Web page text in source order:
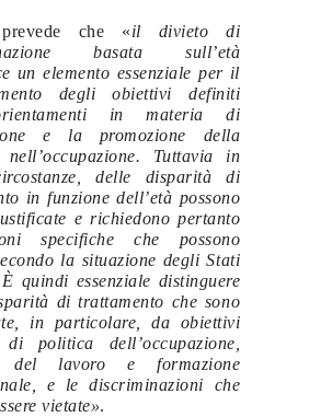
che «il divieto di
basata sull’età
un elemento essenziale per il
degli obiettivi definiti
in materia di
e la promozione della
nell’occupazione. Tuttavia in
delle disparità di
in funzione dell’età possono
e richiedono pertanto
specifiche che possono
la situazione degli Stati
quindi essenziale distinguere
di trattamento che sono
in particolare, da obiettivi
politica dell’occupazione,
del lavoro e formazione
e le discriminazioni che
vietate».